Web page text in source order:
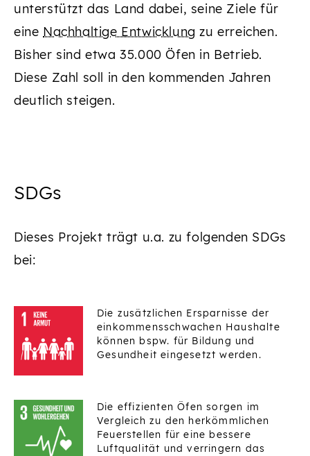
unterstützt das Land dabei, seine Ziele für
eine Nachhaltige Entwicklung zu erreichen.
Bisher sind etwa 35.000 Öfen in Betrieb.
Diese Zahl soll in den kommenden Jahren
deutlich steigen.
SDGs
Dieses Projekt trägt u.a. zu folgenden SDGs
bei:
Die zusätzlichen Ersparnisse der
einkommensschwachen Haushalte
können bspw. für Bildung und
Gesundheit eingesetzt werden.
Die effizienten Öfen sorgen im
Vergleich zu den herkömmlichen
Feuerstellen für eine bessere
Luftqualität und verringern das